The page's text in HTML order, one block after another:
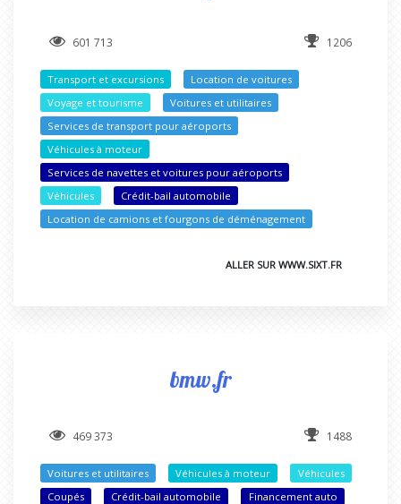
601 713 1206
Transport et excursions
Location de voitures
Voyage et tourisme
Voitures et utilitaires
Services de transport pour aéroports
Véhicules à moteur
Services de navettes et voitures pour aéroports
Véhicules
Crédit-bail automobile
Location de camions et fourgons de déménagement
ALLER SUR WWW.SIXT.FR
bmw.fr
469 373 1488
Voitures et utilitaires Véhicules à moteur
Véhicules
Coupés
Crédit-bail automobile
Financement auto